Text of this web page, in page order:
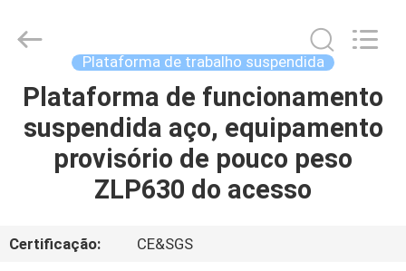
CASA
PRODUTOS
NÓS
Machinery
Rights
Reserved.
Plataforma de trabalho suspendida
Plataforma de funcionamento
suspendida aço, equipamento
provisório de pouco peso
ZLP630 do acesso
Certificação:
CE&SGS